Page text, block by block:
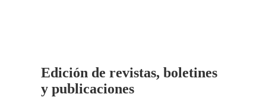
Edición de revistas, boletines
y publicaciones